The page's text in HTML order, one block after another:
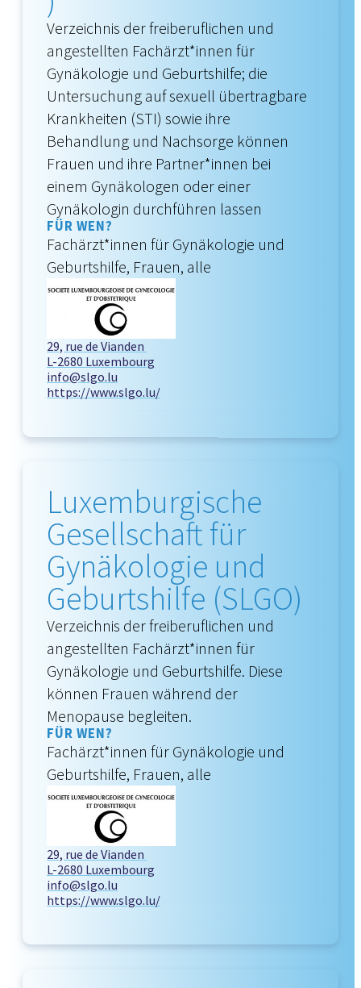
Verzeichnis der freiberuflichen und
angestellten Fachärzt*innen für
Gynäkologie und Geburtshilfe; die
Untersuchung auf sexuell übertragbare
Krankheiten (STI) sowie ihre
Behandlung und Nachsorge können
Frauen und ihre Partner*innen bei
einem Gynäkologen oder einer
Gynäkologin durchführen lassen
FÜR WEN?
Fachärzt*innen für Gynäkologie und
Geburtshilfe, Frauen, alle
29, rue de Vianden
L-2680 Luxembourg
info@slgo.lu
https://www.slgo.lu/
Luxemburgische
Gesellschaft für
Gynäkologie und
Geburtshilfe (SLGO)
Verzeichnis der freiberuflichen und
angestellten Fachärzt*innen für
Gynäkologie und Geburtshilfe. Diese
können Frauen während der
Menopause begleiten.
FÜR WEN?
Fachärzt*innen für Gynäkologie und
Geburtshilfe, Frauen, alle
29, rue de Vianden
L-2680 Luxembourg
info@slgo.lu
https://www.slgo.lu/